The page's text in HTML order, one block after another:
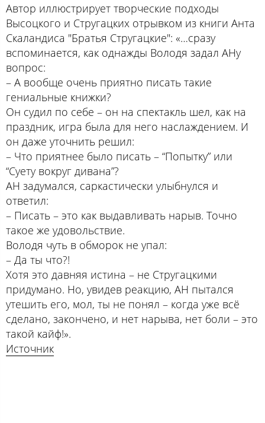
Автор иллюстрирует творческие подходы
Высоцкого и Стругацких отрывком из книги Анта
Скаландиса "Братья Стругацкие": «…сразу
вспоминается, как однажды Володя задал АНу
вопрос:
– А вообще очень приятно писать такие
гениальные книжки?
Он судил по себе – он на спектакль шел, как на
праздник, игра была для него наслаждением. И
он даже уточнить решил:
– Что приятнее было писать – “Попытку” или
“Суету вокруг дивана”?
АН задумался, саркастически улыбнулся и
ответил:
– Писать – это как выдавливать нарыв. Точно
такое же удовольствие.
Володя чуть в обморок не упал:
– Да ты что?!
Хотя это давняя истина – не Стругацкими
придумано. Но, увидев реакцию, АН пытался
утешить его, мол, ты не понял – когда уже всё
сделано, закончено, и нет нарыва, нет боли – это
такой кайф!».
Источник